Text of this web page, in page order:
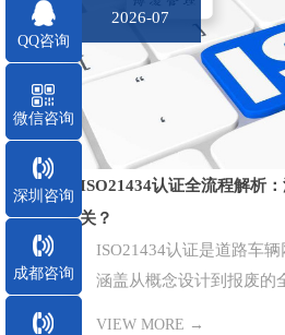
2026-07
ISO21434认证全流程解析
关？
ISO21434认证是道路车
涵盖从概念设计到报废的
VIEW MORE →
QQ咨询
微信咨询
深圳咨询
成都咨询